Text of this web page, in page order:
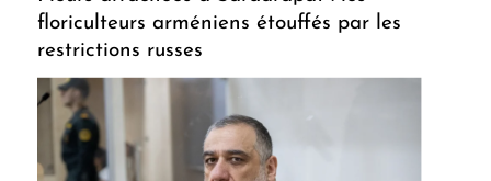
floriculteurs arméniens étouffés par les
restrictions russes